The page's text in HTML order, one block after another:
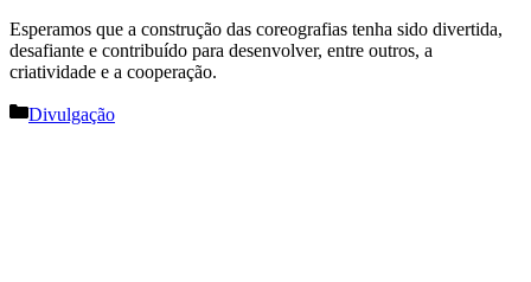
Esperamos que a construção das coreografias tenha sido divertida,
desafiante e contribuído para desenvolver, entre outros, a
criatividade e a cooperação.
Categorias
Divulgação